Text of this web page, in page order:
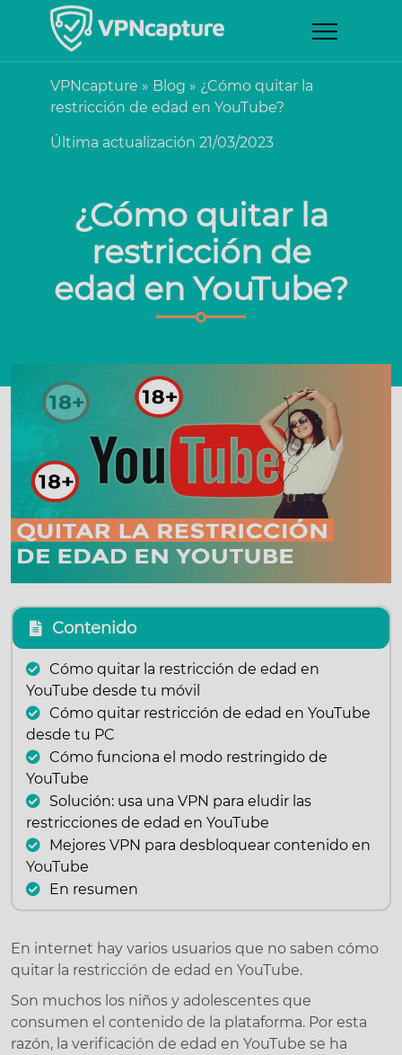
VPNcapture » Blog » ¿Cómo quitar la
restricción de edad en YouTube?
Última actualización 21/03/2023
¿Cómo quitar la
restricción de
edad en YouTube?
Contenido
Cómo quitar la restricción de edad en
YouTube desde tu móvil
Cómo quitar restricción de edad en YouTube
desde tu PC
Cómo funciona el modo restringido de
YouTube
Solución: usa una VPN para eludir las
restricciones de edad en YouTube
Mejores VPN para desbloquear contenido en
YouTube
En resumen
En internet hay varios usuarios que no saben cómo
quitar la restricción de edad en YouTube.
Son muchos los niños y adolescentes que
consumen el contenido de la plataforma. Por esta
razón, la verificación de edad en YouTube se ha